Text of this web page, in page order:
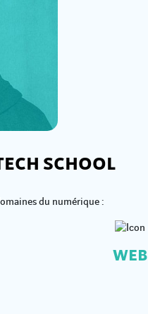
SCHOOL
du numérique :
WEB